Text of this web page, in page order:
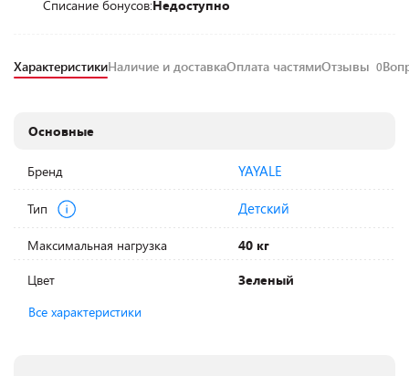
Списание бонусов:Недоступно
ХарактеристикиНаличие и доставкаОплата частямиОтзывы 0
Основные
Бренд YAYALE
Тип Детский
Максимальная нагрузка
40 кг
Цвет
Зеленый
Все характеристики